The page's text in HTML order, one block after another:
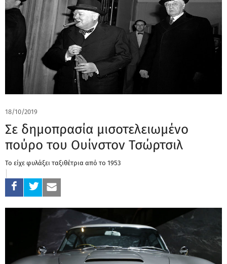
18/10/2019
Σε δημοπρασία μισοτελειωμένο
πούρο του Ουίνστον Τσώρτσιλ
Το είχε φυλάξει ταξιθέτρια από το 1953